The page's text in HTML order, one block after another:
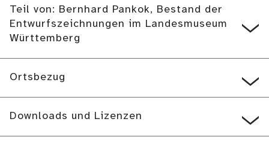
Teil von: Bernhard Pankok, Bestand der
Entwurfszeichnungen im Landesmuseum
Württemberg
Ortsbezug
Downloads und Lizenzen